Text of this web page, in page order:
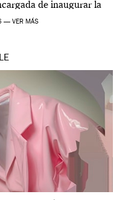
de inaugurar la
de EGO, la […]
— VER MÁS